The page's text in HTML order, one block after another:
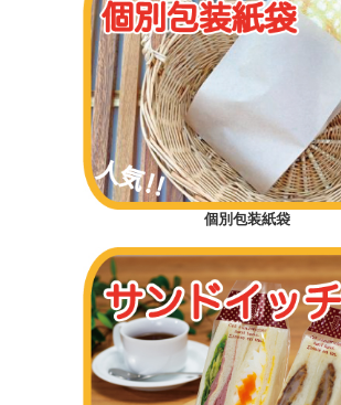
個別包装紙袋